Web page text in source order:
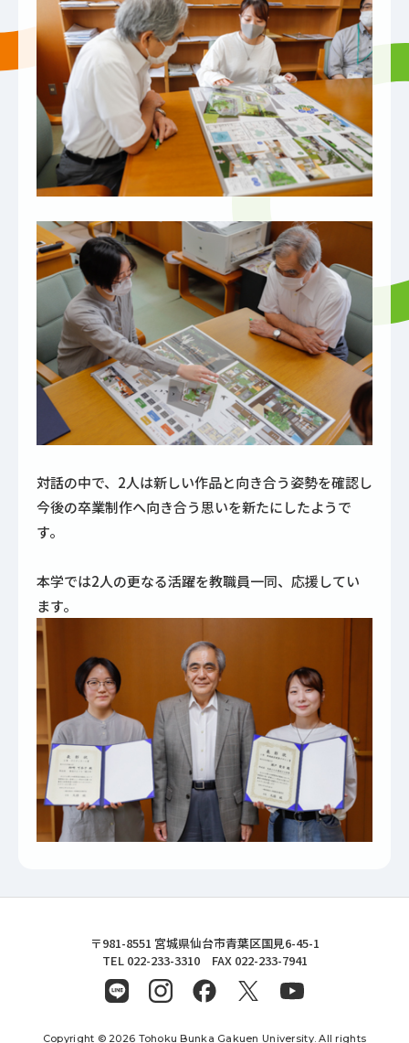
対話の中で、2人は新しい作品と向き合う姿勢を確認し
今後の卒業制作へ向き合う思いを新たにしたようで
す。
本学では2人の更なる活躍を教職員一同、応援してい
ます。
東北文化学園大学
〒981-8551 宮城県仙台市青葉区国見6-45-1
TEL 022-233-3310 FAX 022-233-7941
Copyright © 2026 Tohoku Bunka Gakuen University. All rights